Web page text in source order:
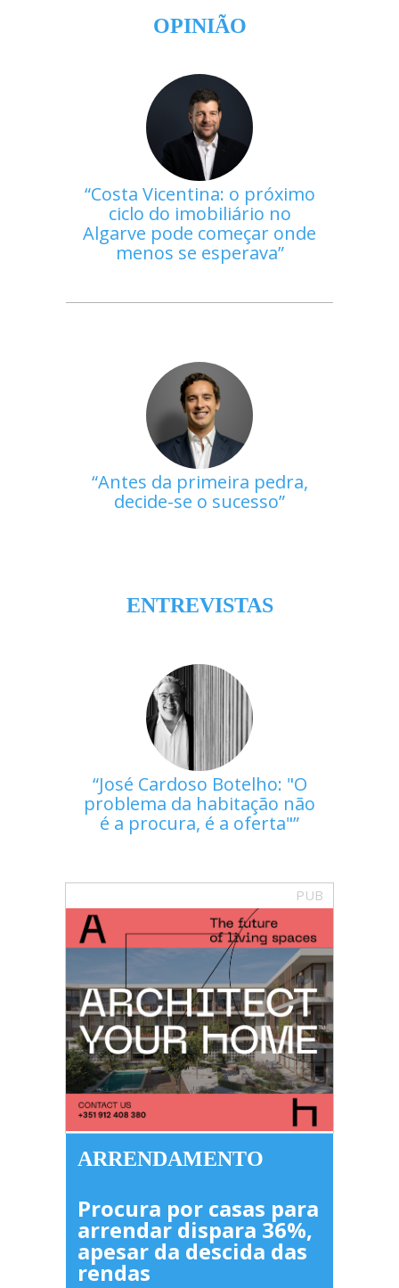
OPINIÃO
Costa Vicentina: o próximo
ciclo do imobiliário no
Algarve pode começar onde
menos se esperava
Antes da primeira pedra,
decide-se o sucesso
ENTREVISTAS
José Cardoso Botelho: "O
problema da habitação não
é a procura, é a oferta"
PUB
ARRENDAMENTO
Procura por casas para
arrendar dispara 36%,
apesar da descida das
rendas